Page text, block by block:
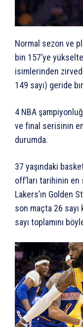
Normal sezon ve
bin 157’ye
isimlerinden
149 sayı) geride
4 NBA
ve final serisinin
durumda.
37 yaşındaki
off’ları tarihinin en
Lakers’ın Golden
son maçta 26
sayı toplamını